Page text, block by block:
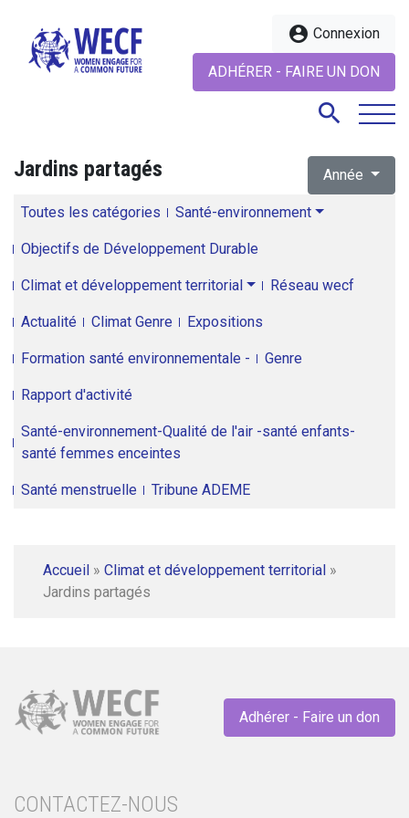
account_circle Connexion
ADHÉRER - FAIRE UN DON
search
Jardins partagés Année
Toutes les catégories Santé-environnement
Objectifs de Développement Durable
Climat et développement territorial Réseau wecf
Actualité Climat Genre Expositions
Formation santé environnementale - Genre
Rapport d'activité
Santé-environnement-Qualité de l'air -santé enfants-
santé femmes enceintes
Santé menstruelle Tribune ADEME
Accueil » Climat et développement territorial »
Jardins partagés
Adhérer - Faire un don
CONTACTEZ-NOUS